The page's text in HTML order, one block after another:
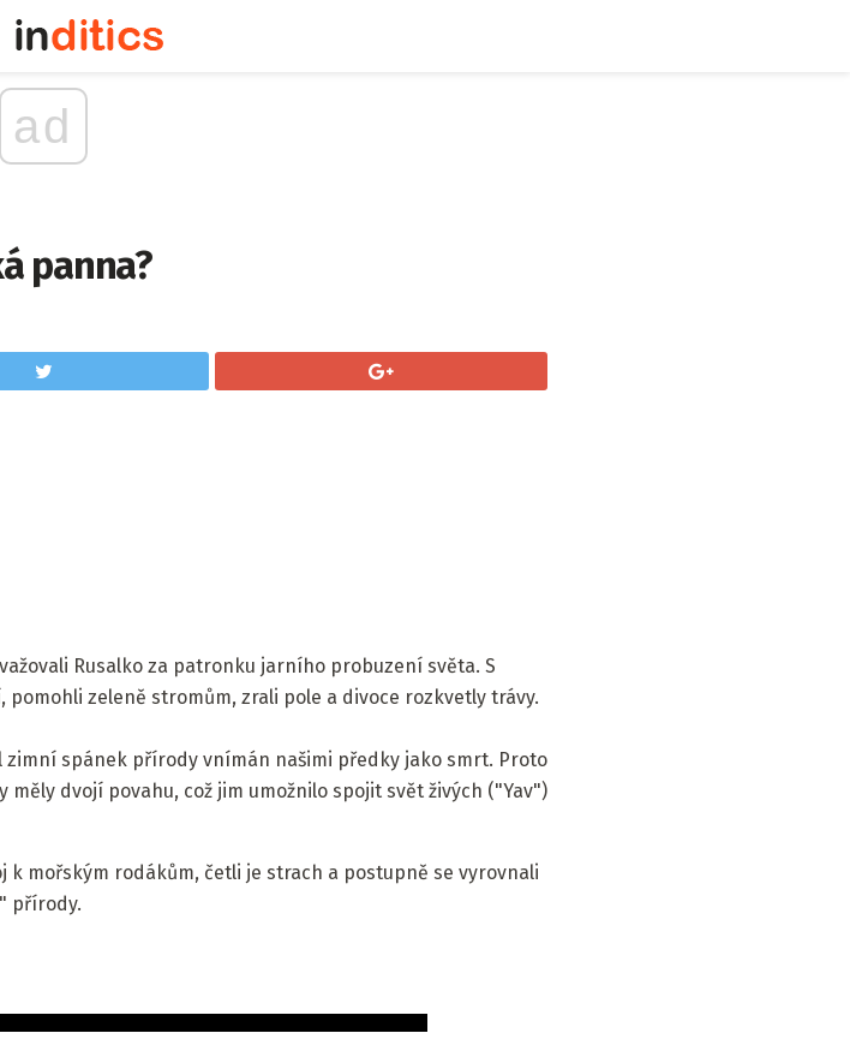
ad
panna?
Rusalko za patronku jarního probuzení světa. S
zeleně stromům, zrali pole a divoce rozkvetly trávy.
spánek přírody vnímán našimi předky jako smrt. Proto
dvojí povahu, což jim umožnilo spojit svět živých ("Yav")
mořským rodákům, četli je strach a postupně se vyrovnali
přírody.